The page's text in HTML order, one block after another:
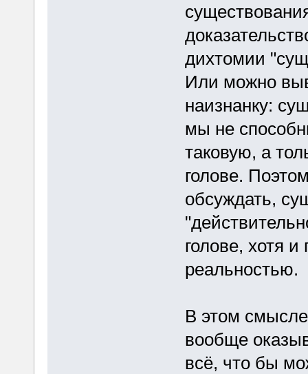
дихтомии
Или можно
наизнанку:
мы не
таковую, а
голове.
обсуждать,
голове, хотя
реальностью.
В этом
вообще
всё, что бы